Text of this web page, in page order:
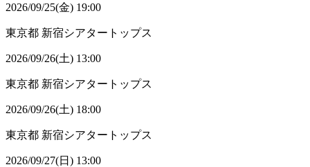
2026/09/25(金) 19:00
東京都 新宿シアタートップス
2026/09/26(土) 13:00
東京都 新宿シアタートップス
2026/09/26(土) 18:00
東京都 新宿シアタートップス
2026/09/27(日) 13:00